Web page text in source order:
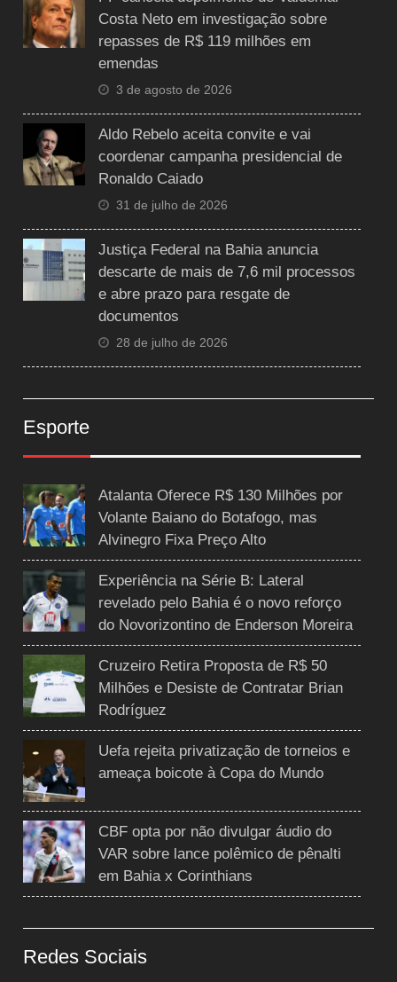
Costa Neto em investigação sobre
repasses de R$ 119 milhões em
emendas
3 de agosto de 2026
Aldo Rebelo aceita convite e vai
coordenar campanha presidencial de
Ronaldo Caiado
31 de julho de 2026
Justiça Federal na Bahia anuncia
descarte de mais de 7,6 mil processos
e abre prazo para resgate de
documentos
28 de julho de 2026
Esporte
Atalanta Oferece R$ 130 Milhões por
Volante Baiano do Botafogo, mas
Alvinegro Fixa Preço Alto
Experiência na Série B: Lateral
revelado pelo Bahia é o novo reforço
do Novorizontino de Enderson Moreira
Cruzeiro Retira Proposta de R$ 50
Milhões e Desiste de Contratar Brian
Rodríguez
Uefa rejeita privatização de torneios e
ameaça boicote à Copa do Mundo
CBF opta por não divulgar áudio do
VAR sobre lance polêmico de pênalti
em Bahia x Corinthians
Redes Sociais